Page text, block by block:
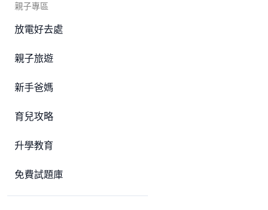
親子專區
放電好去處
親子旅遊
新手爸媽
育兒攻略
升學教育
免費試題庫